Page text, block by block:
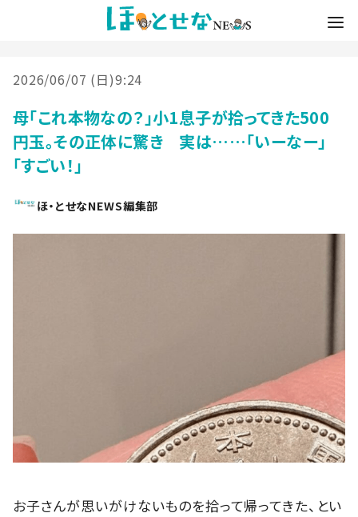
2026/06/07 (日)9:24
母「これ本物なの？」小1息子が拾ってきた500
円玉。その正体に驚き 実は……「いーなー」
「すごい！」
ほ・とせなNEWS編集部
お子さんが思いがけないものを拾って帰ってきた、とい